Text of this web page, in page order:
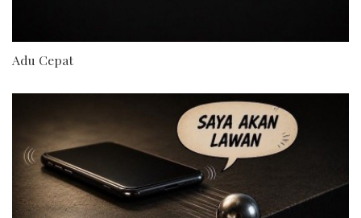
Adu Cepat